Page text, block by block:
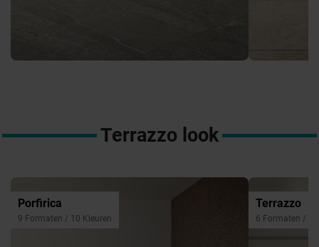
Terrazzo look
Porfirica
9 Formaten / 10 Kleuren
Terrazzo
6 Formaten / 4